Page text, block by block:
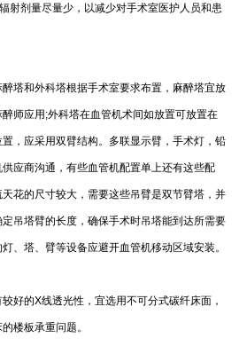
射剂量尽量少，以减少对手术室医护人员和患
塔和外科塔根据手术室要求布置，麻醉塔宜放
师应用;外科塔在血管机术间如放置可放置在
，应采用双臂结构。多联显示臂，手术灯，铅
应商沟通，有些血管机配置单上还有这些配
花的尺寸较大，需要这些吊臂是双节臂塔，并
吊塔臂的长度，确保手术时吊塔能到达所需要
、塔、臂等设备应避开血管机移动区域安装。
好的X线透光性，宜选用不可分式碳纤床面，
楼板承重问题。